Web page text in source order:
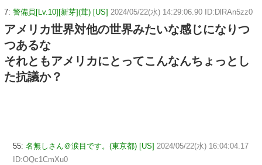
7: 警備員[Lv.10][新芽](茸) [US] 2024/05/22(水) 14:29:06.90 ID:DlRAn5zz0
アメリカ世界対他の世界みたいな感じになりつ
つあるな
それともアメリカにとってこんなんちょっとし
た抗議か？
55: 名無しさん＠涙目です。(東京都) [US] 2024/05/22(水) 16:04:04.17
ID:OQc1CmXu0